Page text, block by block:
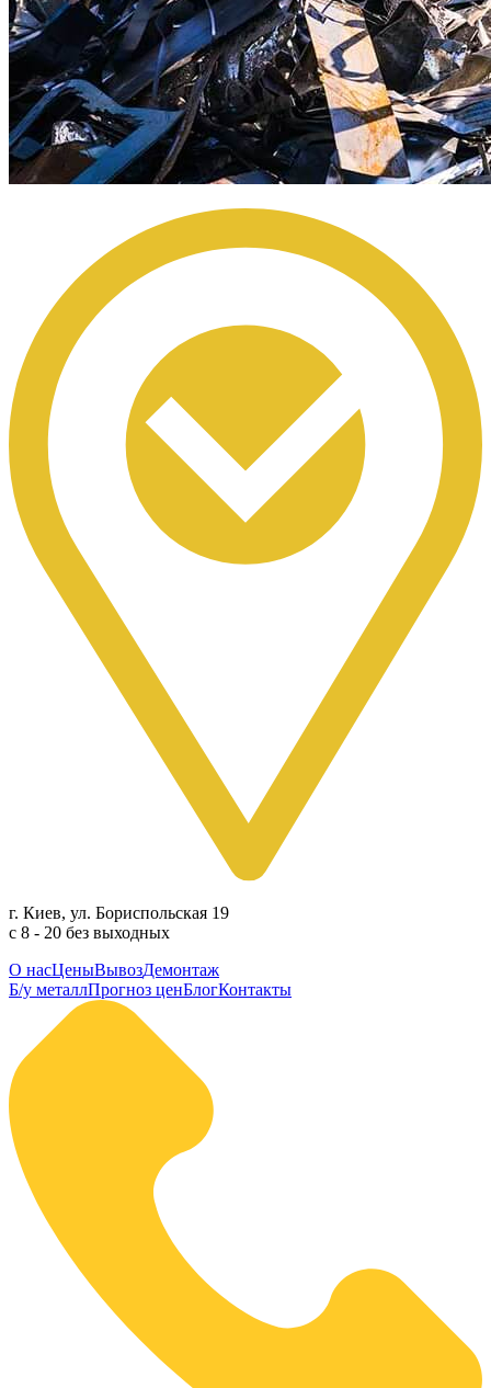
г. Киев, ул. Бориспольская 19
с 8 - 20 без выходных
О насЦеныВывозДемонтаж
Б/у металлПрогноз ценБлогКонтакты